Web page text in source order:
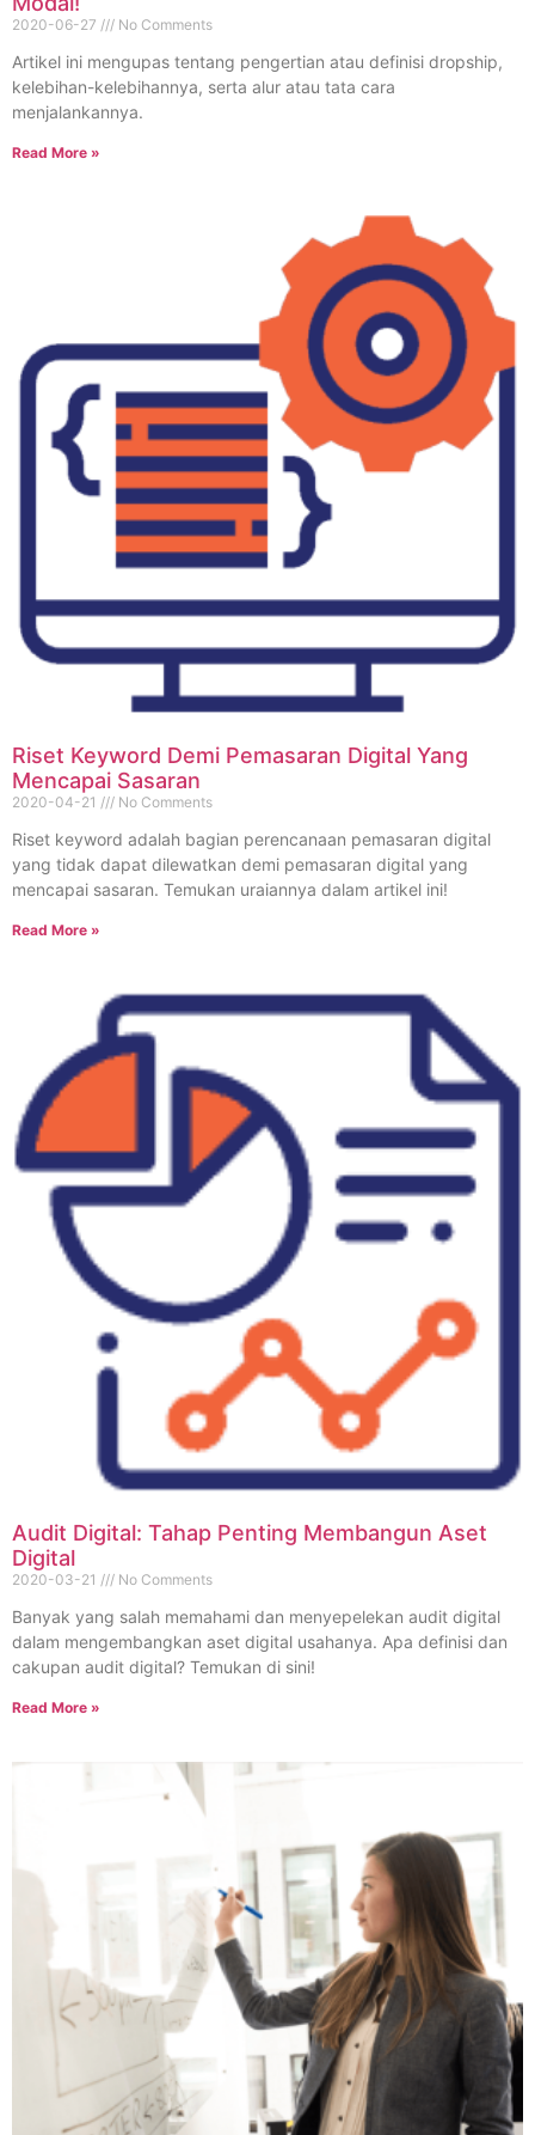
2020-06-27 No Comments
Artikel ini mengupas tentang pengertian atau definisi dropship,
kelebihan-kelebihannya, serta alur atau tata cara
menjalankannya.
Read More »
Riset Keyword Demi Pemasaran Digital Yang
Mencapai Sasaran
2020-04-21 No Comments
Riset keyword adalah bagian perencanaan pemasaran digital
yang tidak dapat dilewatkan demi pemasaran digital yang
mencapai sasaran. Temukan uraiannya dalam artikel ini!
Read More »
Audit Digital: Tahap Penting Membangun Aset
Digital
2020-03-21 No Comments
Banyak yang salah memahami dan menyepelekan audit digital
dalam mengembangkan aset digital usahanya. Apa definisi dan
cakupan audit digital? Temukan di sini!
Read More »